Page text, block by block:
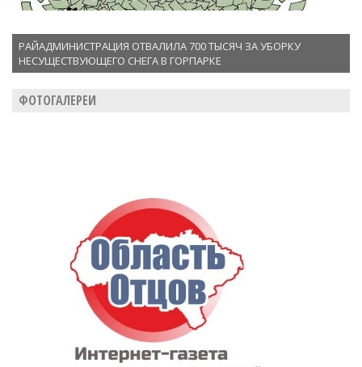
РАЙАДМИНИСТРАЦИЯ ОТВАЛИЛА 700 ТЫСЯЧ ЗА УБОРКУ
НЕСУЩЕСТВУЮЩЕГО СНЕГА В ГОРПАРКЕ
ФОТОГАЛЕРЕИ